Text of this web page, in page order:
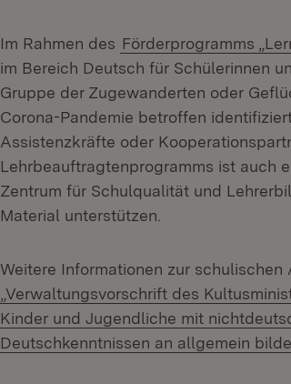
Im Rahmen des Förderprogramms
im Bereich Deutsch für Schülerinnen
Gruppe der Zugewanderten oder
Corona-Pandemie betroffen
Assistenzkräfte oder
Lehrbeauftragtenprogramms ist auch
Zentrum für Schulqualität und
Material unterstützen.
Weitere Informationen zur
„Verwaltungsvorschrift des
Kinder und Jugendliche mit
Deutschkenntnissen an allgemein